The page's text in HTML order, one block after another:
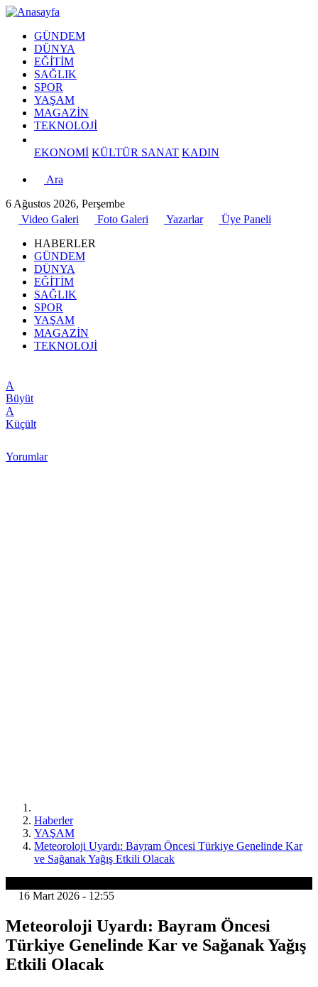
GÜNDEM
DÜNYA
EĞİTİM
SAĞLIK
SPOR
YAŞAM
MAGAZİN
TEKNOLOJİ
EKONOMİ KÜLTÜR SANAT KADIN
Ara
6 Ağustos 2026, Perşembe
Video Galeri
Foto Galeri Yazarlar
Üye Paneli
HABERLER
GÜNDEM
DÜNYA
EĞİTİM
SAĞLIK
SPOR
YAŞAM
MAGAZİN
TEKNOLOJİ
A
Büyüt
A
Küçült
Yorumlar
Haberler
YAŞAM
Meteoroloji Uyardı: Bayram Öncesi Türkiye Genelinde Kar
ve Sağanak Yağış Etkili Olacak
16 Mart 2026 - 12:55
Meteoroloji Uyardı: Bayram Öncesi
Türkiye Genelinde Kar ve Sağanak Yağış
Etkili Olacak